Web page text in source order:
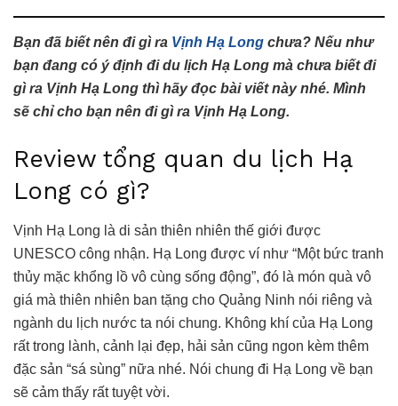
Bạn đã biết nên đi gì ra Vịnh Hạ Long chưa? Nếu như
bạn đang có ý định đi du lịch Hạ Long mà chưa biết đi
gì ra Vịnh Hạ Long thì hãy đọc bài viết này nhé. Mình
sẽ chỉ cho bạn nên đi gì ra Vịnh Hạ Long.
Review tổng quan du lịch Hạ
Long có gì?
Vịnh Hạ Long là di sản thiên nhiên thế giới được
UNESCO công nhận. Hạ Long được ví như “Một bức tranh
thủy mặc khổng lồ vô cùng sống động”, đó là món quà vô
giá mà thiên nhiên ban tặng cho Quảng Ninh nói riêng và
ngành du lịch nước ta nói chung. Không khí của Hạ Long
rất trong lành, cảnh lại đẹp, hải sản cũng ngon kèm thêm
đặc sản “sá sùng” nữa nhé. Nói chung đi Hạ Long về bạn
sẽ cảm thấy rất tuyệt vời.